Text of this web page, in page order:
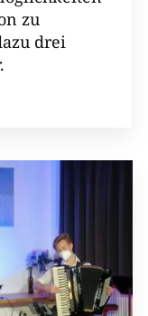
zu
drei